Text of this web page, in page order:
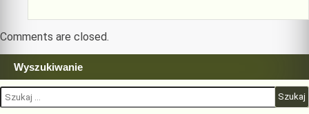
Comments are closed.
Wyszukiwanie
Szukaj: